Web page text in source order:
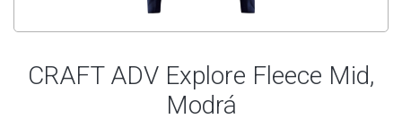
CRAFT ADV Explore Fleece Mid,
Modrá